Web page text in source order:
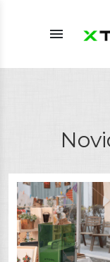
menu